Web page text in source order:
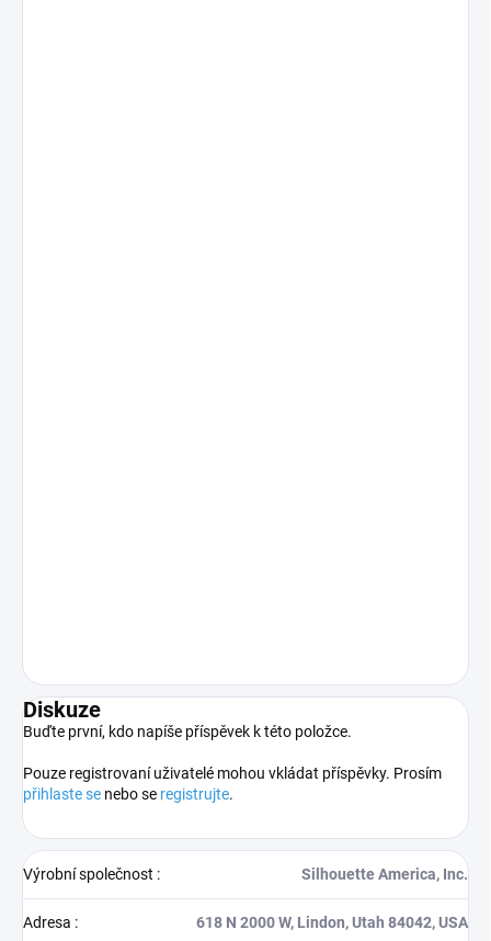
Diskuze
Buďte první, kdo napíše příspěvek k této položce.
Pouze registrovaní uživatelé mohou vkládat příspěvky. Prosím
přihlaste se nebo se registrujte.
Výrobní společnost : Silhouette America, Inc.
Adresa : 618 N 2000 W, Lindon, Utah 84042, USA